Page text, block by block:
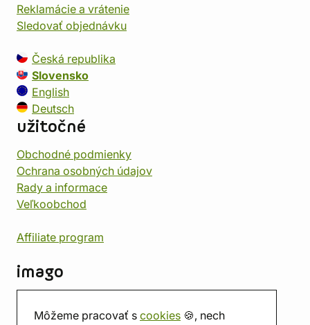
Môžeme pracovať s cookies 🍪, nech
Reklamácie a vrátenie
Sledovať objednávku
Česká republika
Slovensko
English
Deutsch
užitočné
Obchodné podmienky
Ochrana osobných údajov
Rady a informace
Veľkoobchod
Affiliate program
imago
Predajňa